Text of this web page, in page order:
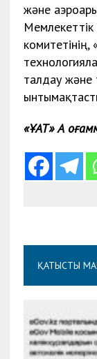
және
Мемлекеттік
талдау және
«ҰАТ» АҚ
ҚАТЫСТЫ